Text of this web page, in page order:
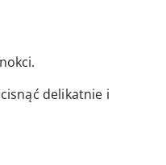
delikatnie i